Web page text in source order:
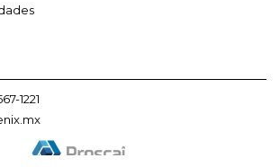
1221
a El Nuevo Fénix
en menos de una hora